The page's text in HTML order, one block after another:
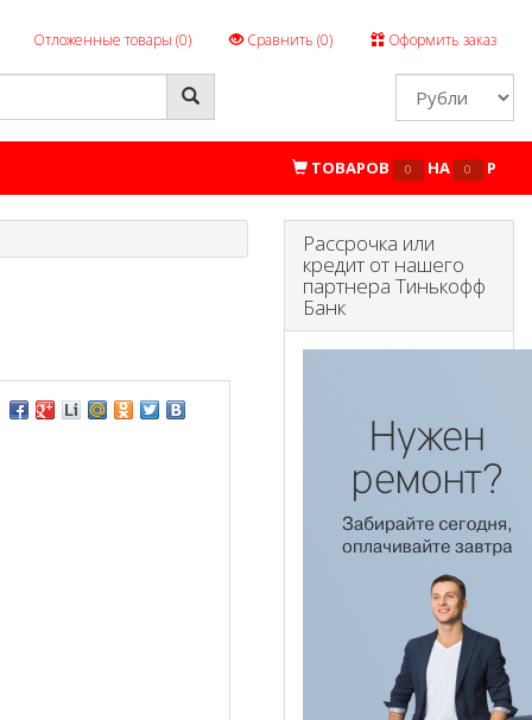
Отложенные товары (0) Сравнить (0) Оформить заказ
ТОВАРОВ 0 НА 0 P
Рассрочка или
кредит от нашего
партнера Тинькофф
Банк